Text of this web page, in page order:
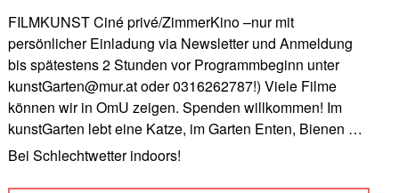
FILMKUNST Ciné privé/ZimmerKino –nur mit
persönlicher Einladung via Newsletter und Anmeldung
bis spätestens 2 Stunden vor Programmbeginn unter
kunstGarten@mur.at oder 0316262787!) Viele Filme
können wir in OmU zeigen. Spenden willkommen! Im
kunstGarten lebt eine Katze, im Garten Enten, Bienen …
Bei Schlechtwetter indoors!